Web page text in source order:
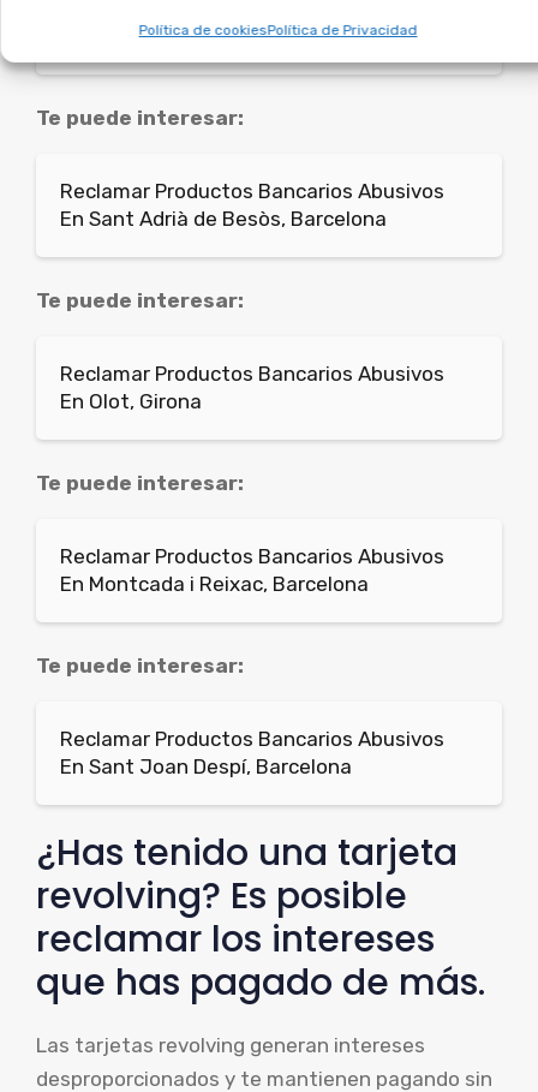
Política de cookiesPolítica de Privacidad
En Tortosa, Tarragona
Te puede interesar:
Reclamar Productos Bancarios Abusivos
En Sant Adrià de Besòs, Barcelona
Te puede interesar:
Reclamar Productos Bancarios Abusivos
En Olot, Girona
Te puede interesar:
Reclamar Productos Bancarios Abusivos
En Montcada i Reixac, Barcelona
Te puede interesar:
Reclamar Productos Bancarios Abusivos
En Sant Joan Despí, Barcelona
¿Has tenido una tarjeta
revolving? Es posible
reclamar los intereses
que has pagado de más.
Las tarjetas revolving generan intereses
desproporcionados y te mantienen pagando sin